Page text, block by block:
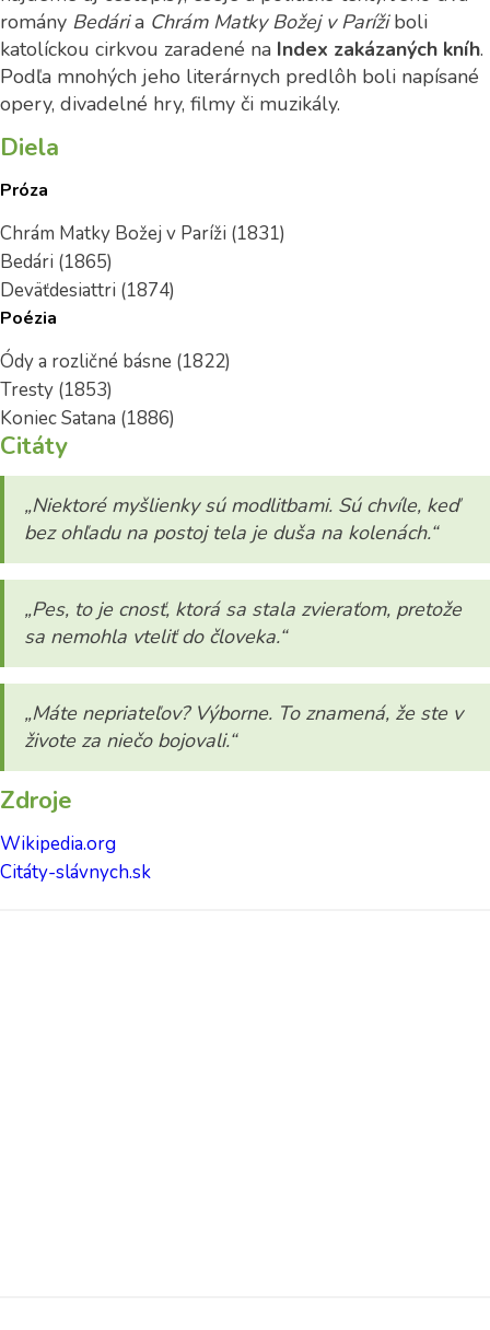
romány Bedária Chrám Matky Božej v Parížiboli
katolíckou cirkvou zaradené na Index zakázaných kníh.
Podľa mnohých jeho literárnych predlôh boli napísané
opery, divadelné hry, filmy či muzikály.
Diela
Próza
Chrám Matky Božej v Paríži (1831)
Bedári (1865)
Deväťdesiattri (1874)
Poézia
Ódy a rozličné básne (1822)
Tresty (1853)
Koniec Satana (1886)
Citáty
„Niektoré myšlienky sú modlitbami. Sú chvíle, keď
bez ohľadu na postoj tela je duša na kolenách.“
„Pes, to je cnosť, ktorá sa stala zvieraťom, pretože
sa nemohla vteliť do človeka.“
„Máte nepriateľov? Výborne. To znamená, že ste v
živote za niečo bojovali.“
Zdroje
Wikipedia.org
Citáty-slávnych.sk